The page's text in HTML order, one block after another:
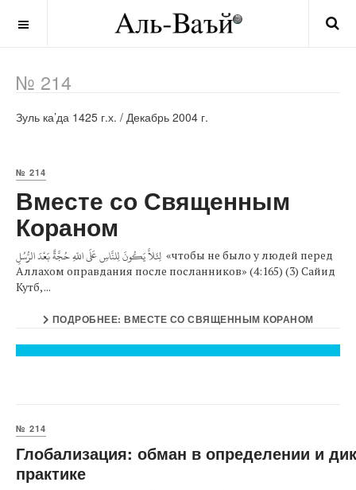
№ 214
Зуль ка’да 1425 г.х. / Декабрь 2004 г.
№ 214
Вместе со Священным
Кораном
لِئَلاَّ يَكُونَ لِلنَّاسِ عَلَى اللّهِ حُجَّةٌ بَعْدَ الرُّسُلِ «чтобы не было у людей перед
Аллахом оправдания после посланников» (4:165) (3) Сайид
Кутб, ...
ПОДРОБНЕЕ: ВМЕСТЕ СО СВЯЩЕННЫМ КОРАНОМ
№ 214
Глобализация: обман в определении и
практике